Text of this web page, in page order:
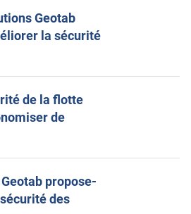
Geotab
la sécurité
de la flotte
de
propose-
des